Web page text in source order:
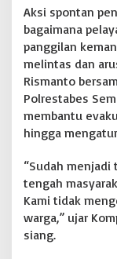
Aksi spontan
bagaimana
panggilan
melintas dan
Rismanto
Polrestabes
membantu
hingga
“Sudah
tengah
Kami tidak
warga,” ujar
siang.